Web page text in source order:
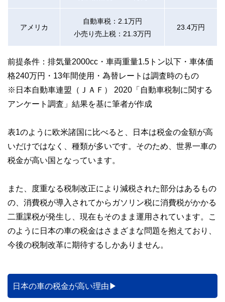
アメリカ
自動車税：2.1万円
小売り売上税：21.3万円
23.4万円
前提条件：排気量2000cc・車両重量1.5トン以下・車体価
格240万円・13年間使用・為替レートは調査時のもの
※日本自動車連盟（ＪＡＦ） 2020「自動車税制に関する
アンケート調査」結果を基に筆者が作成
表1のように欧米諸国に比べると、日本は税金の金額が高
いだけではなく、種類が多いです。そのため、世界一車の
税金が高い国となっています。
また、度重なる税制改正により減税された部分はあるもの
の、消費税が導入されてからガソリン税に消費税がかかる
二重課税が発生し、現在もそのまま運用されています。こ
のように日本の車の税金はさまざまな問題を抱えており、
今後の税制改革に期待するしかありません。
日本の車の税金が高い理由